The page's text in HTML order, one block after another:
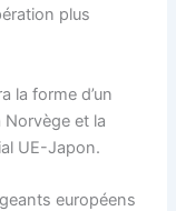
plus
la forme d’un
et la
UE-Japon.
européens